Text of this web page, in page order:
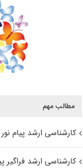
مطالب مهم
کارشناسی ارشد پیام نور
کارشناسی ارشد فراگیر